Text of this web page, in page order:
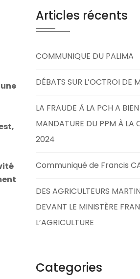
Articles récents
COMMUNIQUE DU PALIMA
DÉBATS SUR L’OCTROI DE
LA FRAUDE À LA PCH A
MANDATURE DU PPM À LA
2024
Communiqué de Francis
DES AGRICULTEURS
DEVANT LE MINISTÈRE
L’AGRICULTURE
Categories